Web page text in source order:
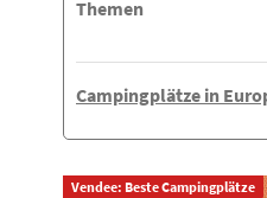
Themen
Campingplätze in
Vendee: Beste Campingplätze